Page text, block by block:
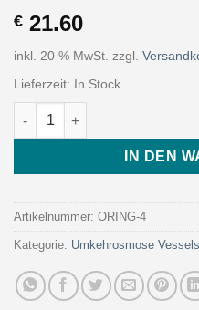
€ 21.60
inkl. 20 % MwSt. zzgl.
Lieferzeit: In Stock
O-ring Kit for Quadruple
IN DEN
Artikelnummer: ORING-4
Kategorie: Umkehrosmose Vessels